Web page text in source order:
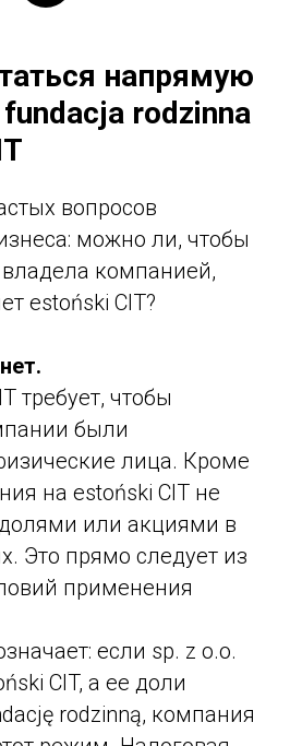
напрямую
rodzinna
вопросов
можно ли, чтобы
компанией,
estoński CIT?
требует, чтобы
были
лица. Кроме
на estoński CIT не
или акциями в
Это прямо следует из
применения
если sp. z o.o.
CIT, а ее доли
rodzinną, компания